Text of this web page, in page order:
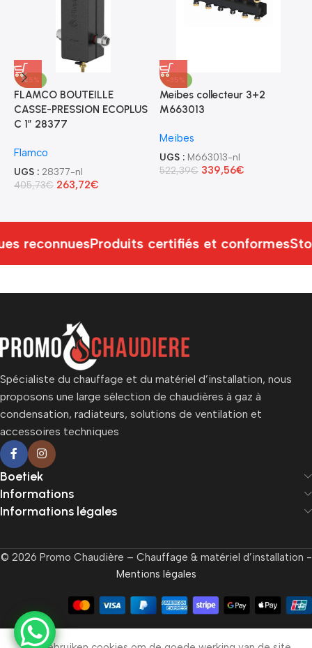
-35%
FLAMCO BOUTEILLE
CASSE-PRESSION ECOPLUS
C 1″ 28377
Flamco
UGS : 28377-nl
405,73€ 263,72€
-35%
Meibes collecteur 3+2
M663013
Meibes
UGS : M663013-nl
522,39€ 339,56€
reconnuesProduits certifiés et conformes
Spécialiste du chauffage et du matériel d’installation, nous
proposons une large sélection de chaudières à gaz à
condensation, radiateurs, solutions de ventilation et
accessoires techniques
Boetiek
Informations
Informations légales
© 2026 Promo Chaudière – Chauffage & matériel d’installation -
Mentions légales